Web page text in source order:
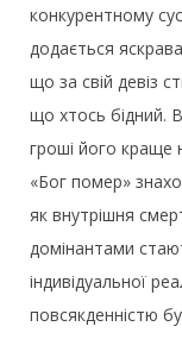
конкурентному
додається яскрава
що за свій девіз
що хтось бідний.
гроші його краще
«Бог помер»
як внутрішня
домінантами
індивідуальної
повсякденністю